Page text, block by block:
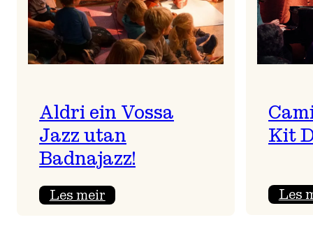
Aldri ein Vossa
Jazz utan
Badnajazz!
Les meir:
Kit
Les